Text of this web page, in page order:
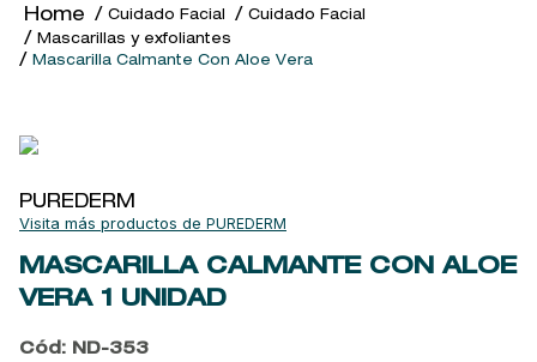
Cuidado Facial
Cuidado Facial
Mascarillas y exfoliantes
Mascarilla Calmante Con Aloe Vera
PUREDERM
PUREDERM
MASCARILLA CALMANTE CON ALOE
VERA 1 UNIDAD
Cód : ND-353
2.
sol ipanema
.
cleanance
5.
6.
woods of windsor
7.
kool beauty serum
8.
ysl